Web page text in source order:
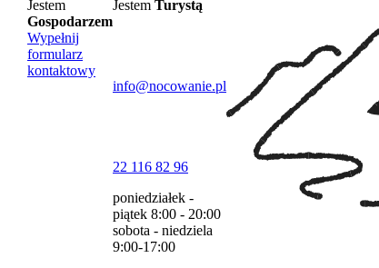
Jestem
Gospodarzem
Wypełnij
formularz
kontaktowy
Jestem Turystą
info@nocowanie.pl
22 116 82 96
poniedziałek -
piątek 8:00 - 20:00
sobota - niedziela
9:00-17:00